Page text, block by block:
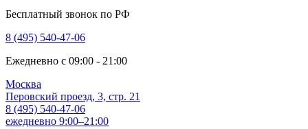
Бесплатный звонок по РФ
8 (495) 540-47-06
Ежедневно с 09:00 - 21:00
Москва
Перовский проезд, 3, стр. 21
8 (495) 540-47-06
ежедневно 9:00–21:00